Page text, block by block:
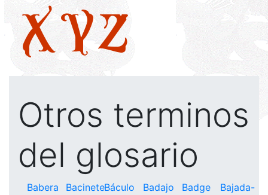
XYZ
Otros terminos
del glosario
Babera BacineteBáculo Badajo Badge
Bajada-